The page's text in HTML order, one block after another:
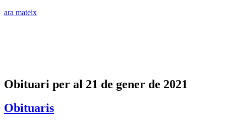
ara mateix
Obituari per al 21 de gener de 2021
Obituaris